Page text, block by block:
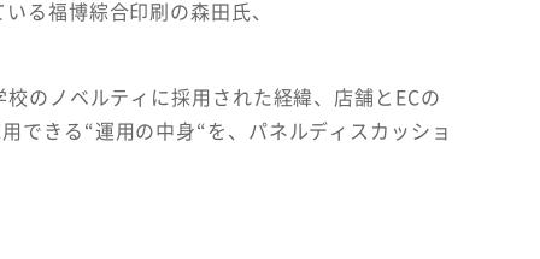
る福博綜合印刷の森田氏、
のノベルティに採用された経緯、店舗とECの
できる“運用の中身“を、パネルディスカッショ